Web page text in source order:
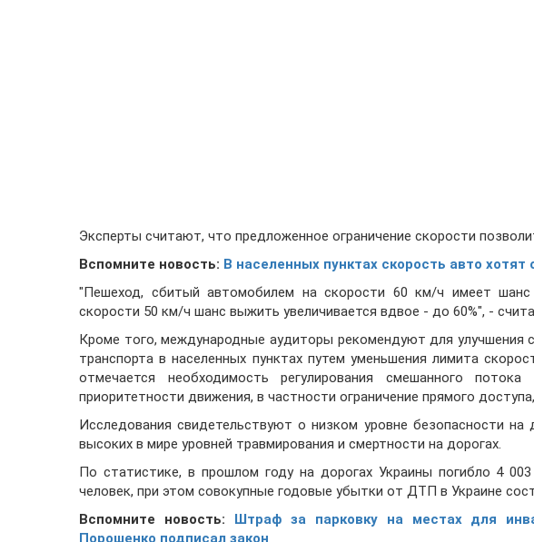
Эксперты считают, что предложенное ограничение скорости
Вспомните новость: В населенных пунктах скорость авто хотят
"Пешеход, сбитый автомобилем на скорости 60 км/ч имеет
скорости 50 км/ч шанс выжить увеличивается вдвое - до 60%", -
Кроме того, международные аудиторы рекомендуют для улучшения
транспорта в населенных пунктах путем уменьшения лимита
отмечается необходимость регулирования смешанного
приоритетности движения, в частности ограничение прямого
Исследования свидетельствуют о низком уровне безопасности
высоких в мире уровней травмирования и смертности на дорогах.
По статистике, в прошлом году на дорогах Украины погибло 4
человек, при этом совокупные годовые убытки от ДТП в Украине
Вспомните новость:
Штраф за парковку на местах для
Порошенко подписал закон